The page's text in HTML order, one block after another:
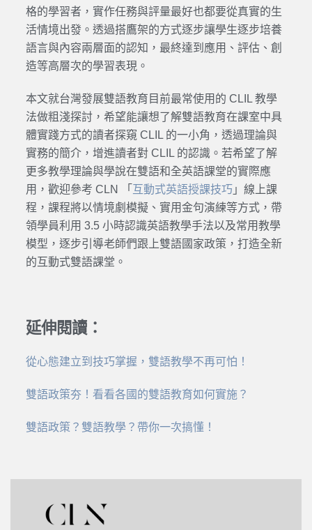
格的學習者，實作任務與評量最好也都要從真實的生
活情境出發。透過搭鷹架的方式逐步讓學生逐步培養
語言與內容兩層面的認知，最終達到應用、評估、創
造等高層次的學習表現。
本文就台灣發展雙語教育目前最常使用的 CLIL 教學
法做粗淺探討，希望能讓想了解雙語教育在課室中具
體實踐方式的讀者探窺 CLIL 的一小角，透過理論與
實務的簡介，增進讀者對 CLIL 的認識。若希望了解
更多教學理論與學說在雙語和全英語課堂的實際應
用，歡迎參考 CLN 「 互動式英語授課技巧 」線上課
程，課程將以情境劇模擬、實用金句演練等方式，帶
領學員利用 3.5 小時認識英語教學手法以及常用教學
模型，逐步引導老師們跟上雙語國家政策，打造全新
的互動式雙語課堂。
延伸閱讀：
從心態建立到技巧掌握，雙語教學不再可怕！
雙語政策夯！看看各國的雙語教育如何實施？
雙語政策？雙語教學？帶你一次搞懂！